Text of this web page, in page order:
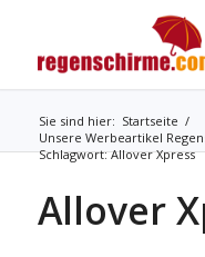
Sie sind hier: Startseite /
Unsere Werbeartikel
Schlagwort: Allover Xpress
Allover